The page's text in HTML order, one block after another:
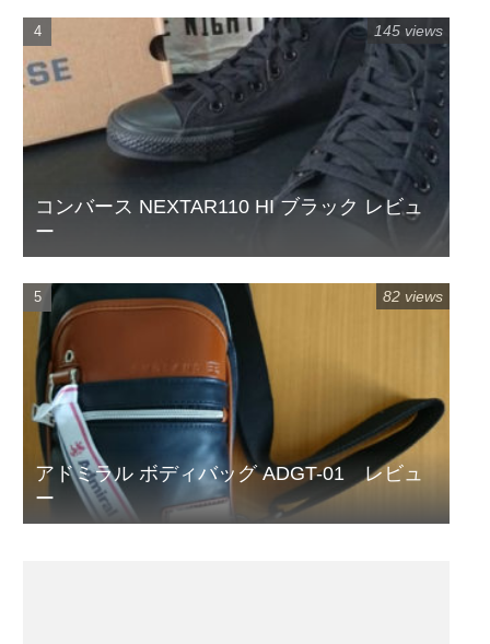
コンバース NEXTAR110 HI ブラック レビュ
ー
145 views
アドミラル ボディバッグ ADGT-01 レビュ
ー
82 views